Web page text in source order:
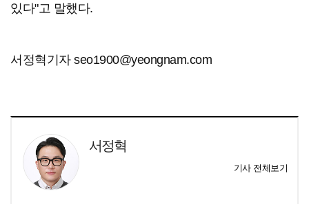
있다"고 말했다.
서정혁기자 seo1900@yeongnam.com
서정혁
기사 전체보기